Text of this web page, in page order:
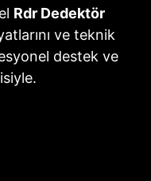
Rdr Dedektör
ve teknik
destek ve